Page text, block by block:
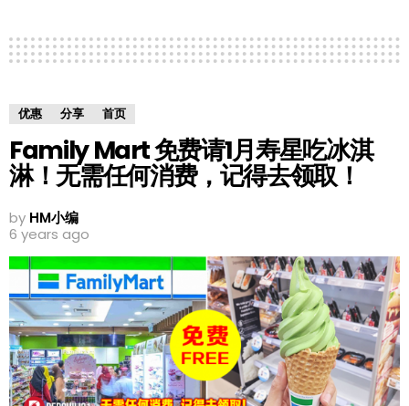
优惠 分享 首页
Family Mart 免费请1月寿星吃冰淇
淋！无需任何消费，记得去领取！
by HM小编
6 years ago